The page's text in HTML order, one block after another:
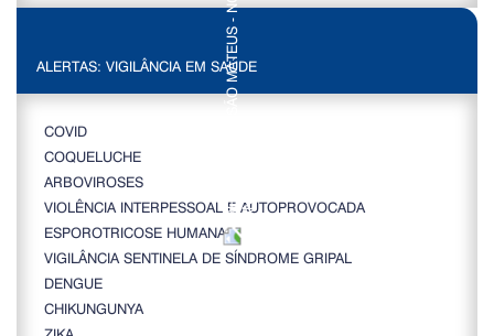
ALERTAS: VIGILÂNCIA EM SAÚDE
COVID
COQUELUCHE
ARBOVIROSES
VIOLÊNCIA INTERPESSOAL E AUTOPROVOCADA
ESPOROTRICOSE HUMANA
VIGILÂNCIA SENTINELA DE SÍNDROME GRIPAL
DENGUE
CHIKUNGUNYA